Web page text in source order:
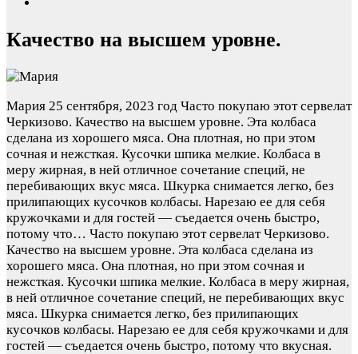
Качество на высшем уровне.
Мария 25 сентября, 2023 год Часто покупаю этот сервелат
Черкизово. Качество на высшем уровне. Эта колбаса
сделана из хорошего мяса. Она плотная, но при этом
сочная и нежсткая. Кусочки шпика мелкие. Колбаса в
меру жирная, в ней отличное сочетание специй, не
перебивающих вкус мяса. Шкурка снимается легко, без
прилипающих кусочков колбасы. Нарезаю ее для себя
кружочками и для гостей — съедается очень быстро,
потому что… Часто покупаю этот сервелат Черкизово.
Качество на высшем уровне. Эта колбаса сделана из
хорошего мяса. Она плотная, но при этом сочная и
нежсткая. Кусочки шпика мелкие. Колбаса в меру жирная,
в ней отличное сочетание специй, не перебивающих вкус
мяса. Шкурка снимается легко, без прилипающих
кусочков колбасы. Нарезаю ее для себя кружочками и для
гостей — съедается очень быстро, потому что вкусная.